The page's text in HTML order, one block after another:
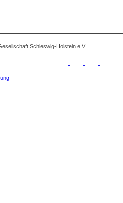
Schleswig-Holstein e.V.